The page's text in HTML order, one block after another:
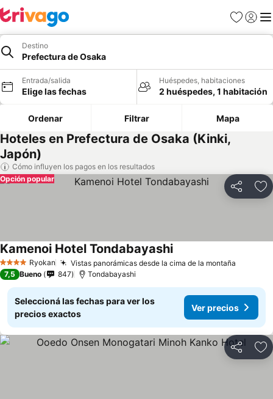
Favoritos
Iniciar
Destino
Prefectura de Osaka
Entrada/salida
Elige las fechas
Huéspedes, habitaciones
2 huéspedes, 1 habitación
Ordenar Filtrar Mapa
Hoteles en Prefectura de Osaka (Kinki,
Japón)
Cómo influyen los pagos en los resultados
Compartir
Opción popular
4 EstrellasRyokan Vistas panorámicas desde la cima de la montaña
Kamenoi Hotel Tondabayashi
7,5 Bueno 847 Tondabayashi
Seleccioná las fechas para ver los
precios exactos
Ver precios
Compartir